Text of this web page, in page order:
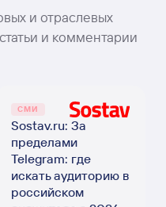
и отраслевых
и комментарии
СМИ
Sostav.ru: За
пределами
Telegram: где
искать аудиторию в
российском